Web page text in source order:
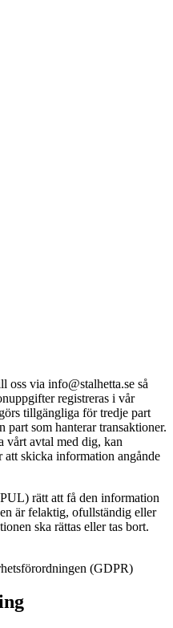
oss via info@stalhetta.se så
registreras i vår
tillgängliga för tredje part
part som hanterar transaktioner.
vårt avtal med dig, kan
att skicka information angånde
rätt att få den information
är felaktig, ofullständig eller
ska rättas eller tas bort.
(GDPR)